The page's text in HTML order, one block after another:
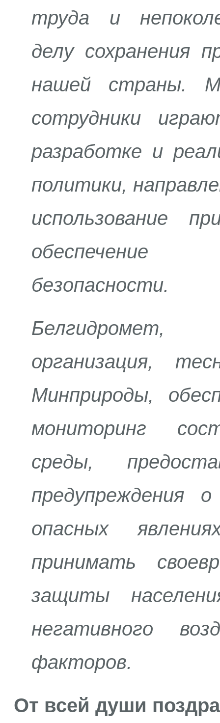
труда и
делу сохранения
нашей страны.
сотрудники
разработке и
политики,
использование
обеспечение
безопасности.
Белгидромет,
организация,
Минприроды,
мониторинг
среды,
предупреждения
опасных
принимать
защиты
негативного
факторов.
От всей души